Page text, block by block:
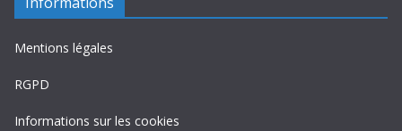
Mentions légales
RGPD
Informations sur les cookies